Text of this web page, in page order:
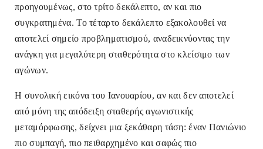
προηγουμένως, στο τρίτο δεκάλεπτο, αν και πιο
συγκρατημένα. Το τέταρτο δεκάλεπτο εξακολουθεί να
αποτελεί σημείο προβληματισμού, αναδεικνύοντας την
ανάγκη για μεγαλύτερη σταθερότητα στο κλείσιμο των
αγώνων.
Η συνολική εικόνα του Ιανουαρίου, αν και δεν αποτελεί
από μόνη της απόδειξη σταθερής αγωνιστικής
μεταμόρφωσης, δείχνει μια ξεκάθαρη τάση: έναν Πανιώνιο
πιο συμπαγή, πιο πειθαρχημένο και σαφώς πιο